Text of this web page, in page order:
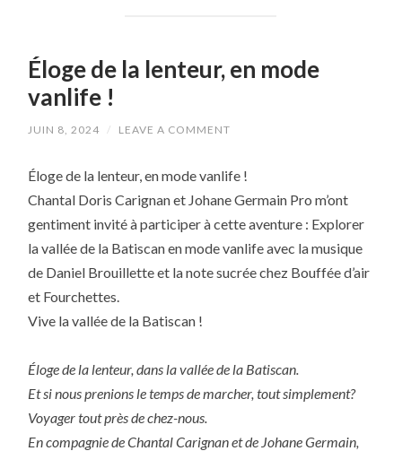
Éloge de la lenteur, en mode
vanlife !
JUIN 8, 2024 / LEAVE A COMMENT
Éloge de la lenteur, en mode vanlife !
Chantal Doris Carignan et Johane Germain Pro m’ont
gentiment invité à participer à cette aventure : Explorer
la vallée de la Batiscan en mode vanlife avec la musique
de Daniel Brouillette et la note sucrée chez Bouffée d’air
et Fourchettes.
Vive la vallée de la Batiscan !
Éloge de la lenteur, dans la vallée de la Batiscan.
Et si nous prenions le temps de marcher, tout simplement?
Voyager tout près de chez-nous.
En compagnie de Chantal Carignan et de Johane Germain,